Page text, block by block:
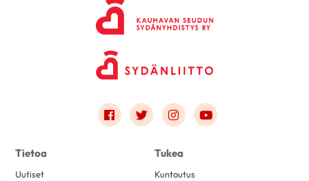
Link to facebook
Link to twitter
Link to instagram
Link to youtube
Tietoa
Uutiset
Tukea
Kuntoutus